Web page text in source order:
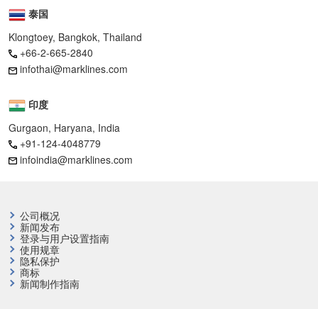
泰国
Klongtoey, Bangkok, Thailand
+66-2-665-2840
infothai@marklines.com
印度
Gurgaon, Haryana, India
+91-124-4048779
infoindia@marklines.com
公司概况
新闻发布
登录与用户设置指南
使用规章
隐私保护
商标
新闻制作指南